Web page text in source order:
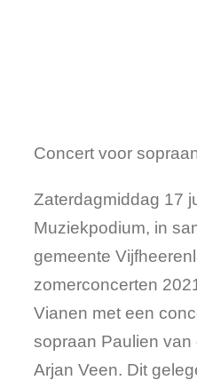
Concert voor
Zaterdagmiddag 17
Muziekpodium, in
gemeente
zomerconcerten
Vianen met een
sopraan Paulien van
Arjan Veen. Dit